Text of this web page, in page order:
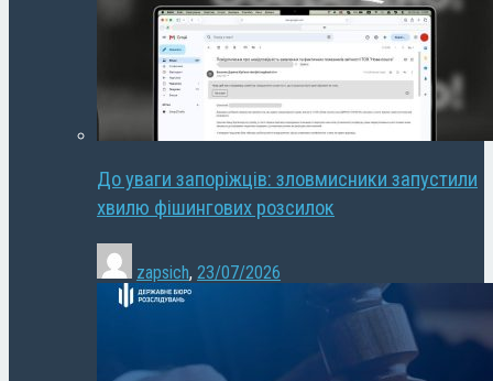
До уваги запоріжців: зловмисники запустили
хвилю фішингових розсилок
zapsich, 23/07/2026